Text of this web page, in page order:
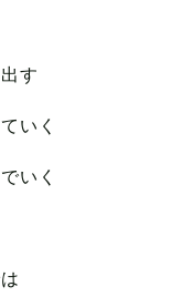
す
いく
いく